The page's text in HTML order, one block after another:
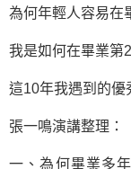
為何年輕人容易在
我是如何在畢業第
這10年我遇到的優
張一鳴演講整理：
一、為何畢業多